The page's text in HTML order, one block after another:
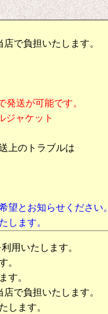
で負担いたします。
発送が可能です。
ジャケット
上のトラブルは
望とお知らせください。
します。
用いたします。
。
す。
で負担いたします。
します。